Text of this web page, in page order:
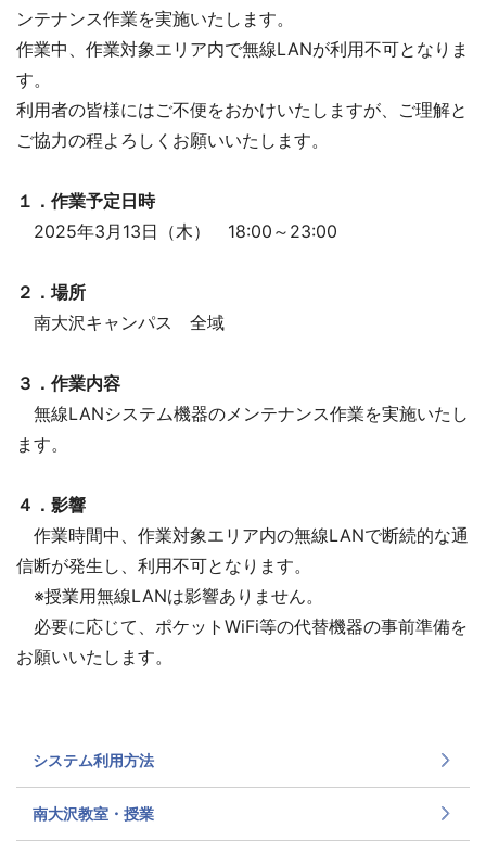
ンテナンス作業を実施いたします。
作業中、作業対象エリア内で無線LANが利用不可となりま
す。
利用者の皆様にはご不便をおかけいたしますが、ご理解と
ご協力の程よろしくお願いいたします。
１．作業予定日時
2025年3月13日（木） 18:00～23:00
２．場所
南大沢キャンパス 全域
３．作業内容
無線LANシステム機器のメンテナンス作業を実施いたし
ます。
４．影響
作業時間中、作業対象エリア内の無線LANで断続的な通
信断が発生し、利用不可となります。
※授業用無線LANは影響ありません。
必要に応じて、ポケットWiFi等の代替機器の事前準備を
お願いいたします。
システム利用方法
南大沢教室・授業